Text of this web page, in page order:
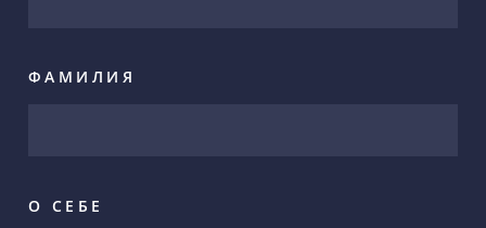
ФАМИЛИЯ
О СЕБЕ